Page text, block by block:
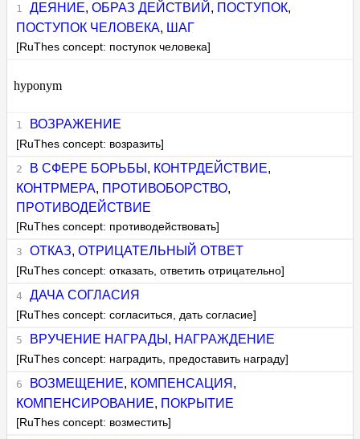
ДЕЯНИЕ, ОБРАЗ ДЕЙСТВИЙ , ПОСТУПОК,
ПОСТУПОК ЧЕЛОВЕКА, ШАГ
[RuThes concept: поступок человека]
hyponym
ВОЗРАЖЕНИЕ
[RuThes concept: возразить]
В СФЕРЕ БОРЬБЫ , КОНТРДЕЙСТВИЕ,
КОНТРМЕРА, ПРОТИВОБОРСТВО,
ПРОТИВОДЕЙСТВИЕ
[RuThes concept: противодействовать]
ОТКАЗ, ОТРИЦАТЕЛЬНЫЙ ОТВЕТ
[RuThes concept: отказать, ответить отрицательно]
ДАЧА СОГЛАСИЯ
[RuThes concept: согласиться, дать согласие]
ВРУЧЕНИЕ НАГРАДЫ , НАГРАЖДЕНИЕ
[RuThes concept: наградить, предоставить награду]
ВОЗМЕЩЕНИЕ, КОМПЕНСАЦИЯ ,
КОМПЕНСИРОВАНИЕ, ПОКРЫТИЕ
[RuThes concept: возместить]